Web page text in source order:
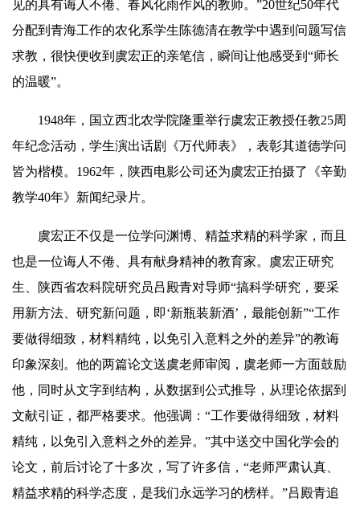
见的具有诲人不倦、春风化雨作风的教师。”20世纪50年代
分配到青海工作的农化系学生陈德清在教学中遇到问题写信
求教，很快便收到虞宏正的亲笔信，瞬间让他感受到“师长
的温暖”。
1948年，国立西北农学院隆重举行虞宏正教授任教25周
年纪念活动，学生演出话剧《万代师表》，表彰其道德学问
皆为楷模。1962年，陕西电影公司还为虞宏正拍摄了《辛勤
教学40年》新闻纪录片。
虞宏正不仅是一位学问渊博、精益求精的科学家，而且
也是一位诲人不倦、具有献身精神的教育家。虞宏正研究
生、陕西省农科院研究员吕殿青对导师“搞科学研究，要采
用新方法、研究新问题，即‘新瓶装新酒’，最能创新”“工作
要做得细致，材料精纯，以免引入意料之外的差异”的教诲
印象深刻。他的两篇论文送虞老师审阅，虞老师一方面鼓励
他，同时从文字到结构，从数据到公式推导，从理论依据到
文献引证，都严格要求。他强调：“工作要做得细致，材料
精纯，以免引入意料之外的差异。”其中送交中国化学会的
论文，前后讨论了十多次，写了许多信，“老师严肃认真、
精益求精的科学态度，是我们永远学习的榜样。”吕殿青追